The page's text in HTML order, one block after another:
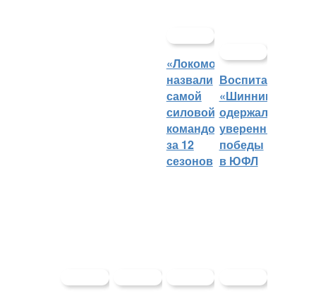
«Локомотив»
назвали
самой
силовой
командой
за 12
сезонов
Воспитанники
«Шинника»
одержали
уверенные
победы
в ЮФЛ